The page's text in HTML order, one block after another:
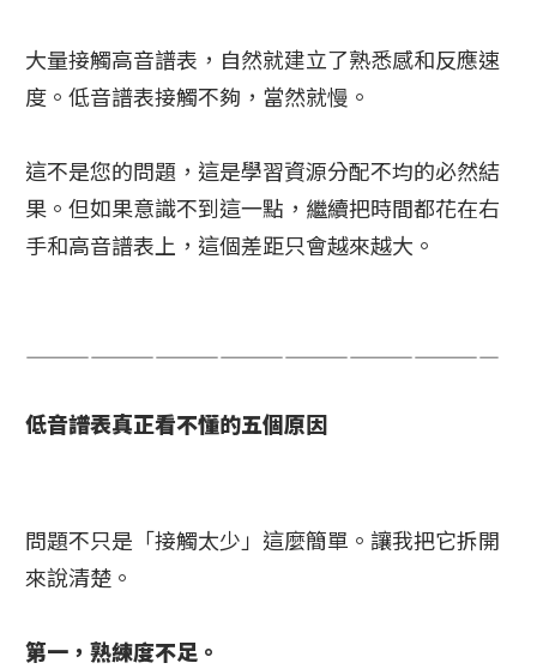
大量接觸高音譜表，自然就建立了熟悉感和反應速
度。低音譜表接觸不夠，當然就慢。
這不是您的問題，這是學習資源分配不均的必然結
果。但如果意識不到這一點，繼續把時間都花在右
手和高音譜表上，這個差距只會越來越大。
——————————————————————
低音譜表真正看不懂的五個原因
問題不只是「接觸太少」這麼簡單。讓我把它拆開
來說清楚。
第一，熟練度不足。